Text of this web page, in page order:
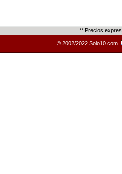
** Precios
© 2002/2022 Solo10.com